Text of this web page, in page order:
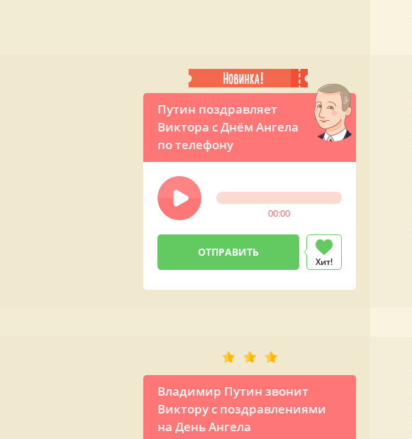
Путин поздравляет
Виктора с Днём Ангела
по телефону
00:00
Хит!
Владимир Путин звонит
Виктору с поздравлениями
на День Ангела